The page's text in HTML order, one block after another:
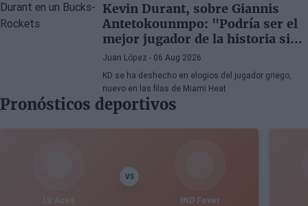
Kevin Durant, sobre Giannis
Antetokounmpo: "Podría ser el
mejor jugador de la historia si
quisiera"
Juan López - 06 Aug 2026
KD se ha deshecho en elogios del jugador griego,
nuevo en las filas de Miami Heat
Pronósticos deportivos
LV Aces
VS
IND Fever